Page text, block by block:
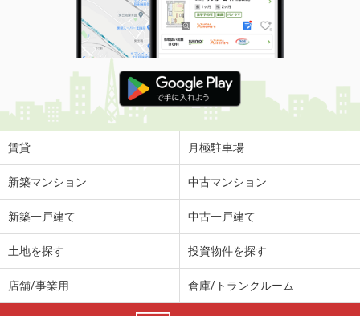
賃貸 月極駐車場
新築マンション 中古マンション
新築一戸建て 中古一戸建て
土地を探す 投資物件を探す
店舗/事業用 倉庫/トランクルーム